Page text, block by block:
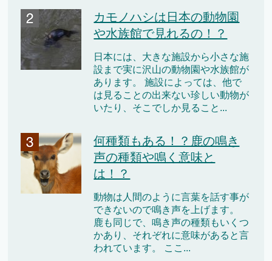
カモノハシは日本の動物園
や水族館で見れるの！？
日本には、大きな施設から小さな施
設まで実に沢山の動物園や水族館が
あります。 施設によっては、他で
は見ることの出来ない珍しい動物が
いたり、そこでしか見ること...
何種類もある！？鹿の鳴き
声の種類や鳴く意味と
は！？
動物は人間のように言葉を話す事が
できないので鳴き声を上げます。
鹿も同じで、鳴き声の種類もいくつ
かあり、それぞれに意味があると言
われています。 ここ...